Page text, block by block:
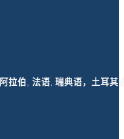
阿拉伯, 法语,瑞典语，土耳其